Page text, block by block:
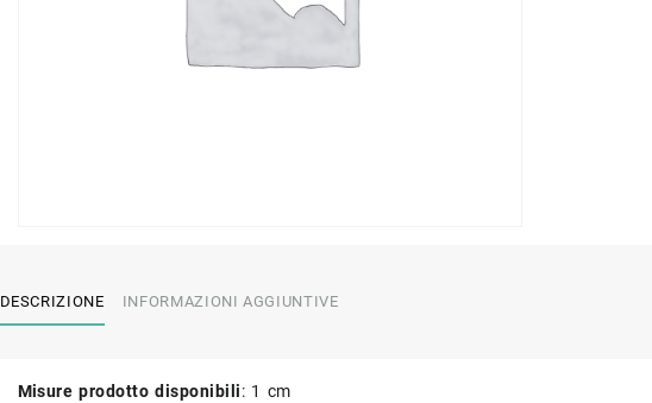
DESCRIZIONE INFORMAZIONI AGGIUNTIVE
Misure prodotto disponibili: 1 cm